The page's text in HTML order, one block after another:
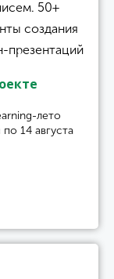
лето
14 августа